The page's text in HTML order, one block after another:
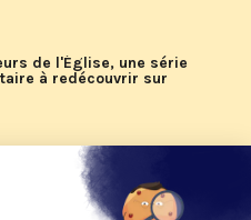
de l'Église, une série
à redécouvrir sur
d'été 2026 de KTO